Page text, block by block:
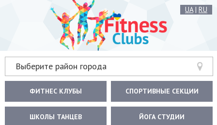
UA| RU
Выберите район города
ФИТНЕС КЛУБЫ СПОРТИВНЫЕ СЕКЦИИ
ШКОЛЫ ТАНЦЕВ ЙОГА СТУДИИ